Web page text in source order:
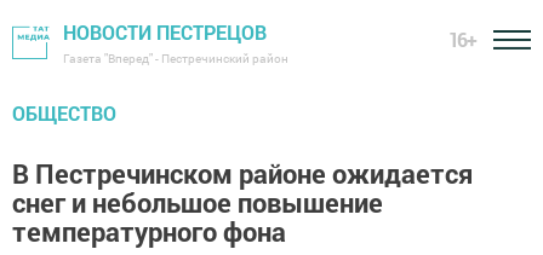
НОВОСТИ ПЕСТРЕЦОВ
Газета "Вперед" - Пестречинский район
16+
ОБЩЕСТВО
В Пестречинском районе ожидается
снег и небольшое повышение
температурного фона